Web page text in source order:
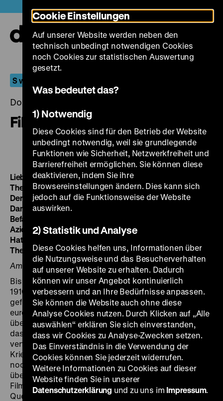
zum
Seiteninhalt
springen
S wie Sonderprogramm
Donnerstag, 30. Januar 2014, 19.00 - 00.00 Uhr
Filme zum Ersten Weltkrieg
Lieb Vaterland, magst ruhig seinD 1914, 5‘ · dt. ZT
The African Zouaves in the FlandersF 1915, 6‘ · engl. ZT
Der Heimat SchützengrabenD 1916, 8‘ · dt. ZT
Dans les ajoncs du Vardar
Befana di guerra
Azione della Regia Marina nel golfo di Trieste
Határszéli razzia
The Woman's Portion GB 1918, 23’ · engl. ZT
Am Flügel: Eunice Martins + Mit Einführung
Bis heute gelten rund 80% der Filmproduktion aus den
1910er Jahren als verschollen. Im Rahmen des EU-
geförderten Projekts EFG1914 arbeiten gegenwärtig 21
europäische Filmarchive an der Digitalisierung von
über 660 Stunden Filmmaterial zum Ersten Weltkrieg,
das über das Online-Portal europeanfilmgateway.eu
verfügbar sein wird. Zum 100. Jahrestag des
Kriegsausbruchs wird damit erstmals ein Großteil des
noch erhaltenen Materials einer breiten Öffentlichkeit
über das Internet zugänglich sein. Das vom Deutschen
Filminstitut kuratierte Kurzfilmprogramm bietet einen
Querschnitt durch die Filmproduktion Europas
Cookie Einstellungen
Auf unserer Website werden neben den
technisch unbedingt notwendigen Cookies
noch Cookies zur statistischen Auswertung
gesetzt.
Was bedeutet das?
1) Notwendig
Diese Cookies sind für den Betrieb der Website
unbedingt notwendig, weil sie grundlegende
Funktionen wie Sicherheit, Netzwerkfreiheit und
Barrierefreiheit ermöglichen. Sie können diese
deaktivieren, indem Sie ihre
Browsereinstellungen ändern. Dies kann sich
jedoch auf die Funktionsweise der Website
auswirken.
2) Statistik und Analyse
Diese Cookies helfen uns, Informationen über
die Nutzungsweise und das Besucherverhalten
auf unserer Website zu erhalten. Dadurch
können wir unser Angebot kontinuierlich
verbessern und an Ihre Bedürfnisse anpassen.
Sie können die Website auch ohne diese
Analyse Cookies nutzen. Durch Klicken auf „Alle
auswählen“ erklären Sie sich einverstanden,
dass wir Cookies zu Analyse-Zwecken setzen.
Das Einverständnis in die Verwendung der
Cookies können Sie jederzeit widerrufen.
Weitere Informationen zu Cookies auf dieser
Website finden Sie in unserer
Datenschutzerklärung und zu uns im Impressum.